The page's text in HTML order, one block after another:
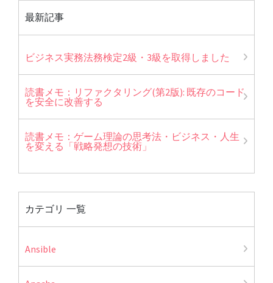
最新記事
ビジネス実務法務検定2級・3級を取得しました
読書メモ：リファクタリング(第2版): 既存のコード
を安全に改善する
読書メモ：ゲーム理論の思考法・ビジネス・人生
を変える「戦略発想の技術」
カテゴリ 一覧
Ansible